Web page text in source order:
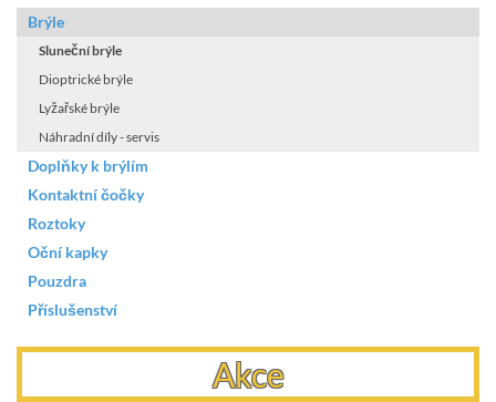
Brýle
Sluneční brýle
Dioptrické brýle
Lyžařské brýle
Náhradní díly - servis
Doplňky k brýlím
Kontaktní čočky
Roztoky
Oční kapky
Pouzdra
Příslušenství
Akce